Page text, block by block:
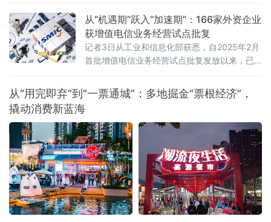
从“机遇期”跃入“加速期”：166家外资企业
获增值电信业务经营试点批复
记者3日从工业和信息化部获悉，自2025年2月
首批增值电信业务经营试点批复发放以来，已
展互联网数据中心、互联网接入服务、信息服
务等增值电信业务。这被看作是我国主动对接
的重要进展。在试点数量快速扩容的
从“用完即弃”到“一票通城”：多地掘金“票根经济”，
撬动消费新蓝海